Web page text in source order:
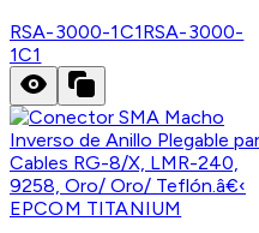
RSA-3000-1C1RSA-3000-
1C1
EPCOM TITANIUM